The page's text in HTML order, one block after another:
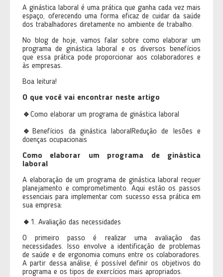
A ginástica laboral é uma prática que ganha cada vez mais
espaço, oferecendo uma forma eficaz de cuidar da saúde
dos trabalhadores diretamente no ambiente de trabalho.
No blog de hoje, vamos falar sobre como elaborar um
programa de ginástica laboral e os diversos benefícios
que essa prática pode proporcionar aos colaboradores e
às empresas.
Boa leitura!
O que você vai encontrar neste artigo
🔹Como elaborar um programa de ginástica laboral
🔹 Benefícios da ginástica laboralRedução de lesões e
doenças ocupacionais
Como elaborar um programa de ginástica
laboral
A elaboração de um programa de ginástica laboral requer
planejamento e comprometimento. Aqui estão os passos
essenciais para implementar com sucesso essa prática em
sua empresa:
🔸 1. Avaliação das necessidades
O primeiro passo é realizar uma avaliação das
necessidades. Isso envolve a identificação de problemas
de saúde e de ergonomia comuns entre os colaboradores.
A partir dessa análise, é possível definir os objetivos do
programa e os tipos de exercícios mais apropriados.